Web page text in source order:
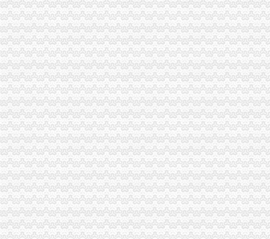
一般纳税人申报表及附表.xls
增值税一般纳税人申报表填写说明
2016新.《增值税纳税申报表（一般纳税人适用）》及其附列资料填
一般纳税人申报表填写.doc
一般纳税人申报表填写—在线播放—优酷网,高清在线观看
一般纳税人申报表下载|2017增值税一般纳税人申报表新版_附表四+
一般纳税人申请书-书信函-无忧考网
不认定增值税一般纳税人申请表_税屋网——第一时间递财税政策
增值税新版一般纳税人申报表填写热点问题-搜狐滚动
增值税新版一般纳税人申报表填写热点问题-搜狐滚动
“营改增”四大行业一般纳税人增值税申报表样表
一般纳税人申请书--香当网
增值税纳税申报表（一般纳税人适用）
不认定增值税一般纳税人申请表_增值税_一般纳税人_申请表_认定_图
增值税纳税申报表（一般纳税人适用）及附列资料
一般纳税人申报表_已解决-阿里巴巴生意经
一般纳税人填写增值税纳税申报表顺序_搜狐时尚_搜狐网
其他增值税一般纳税人申报表培训—在线播放—优酷网,高清在线
增值税纳税申报表一般纳税人|增值税纳税申报表下载__飞翔下载